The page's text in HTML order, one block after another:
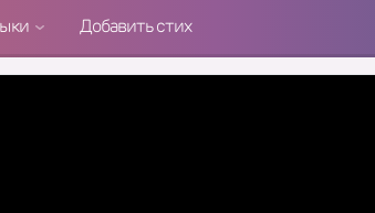
Добавить стих